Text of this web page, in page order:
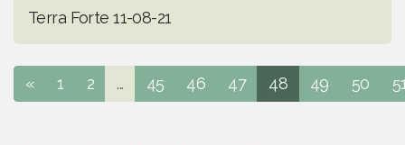
Terra Forte 11-08-21
« 1 2 ... 45 46 47 48 49 50